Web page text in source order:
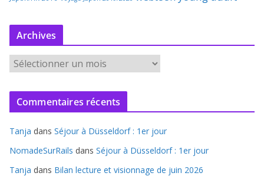
Archives
r
c
v
e
s
Commentaires récents
Tanja dans Séjour à Düsseldorf : 1er jour
NomadeSurRails dans Séjour à Düsseldorf : 1er jour
Tanja dans Bilan lecture et visionnage de juin 2026